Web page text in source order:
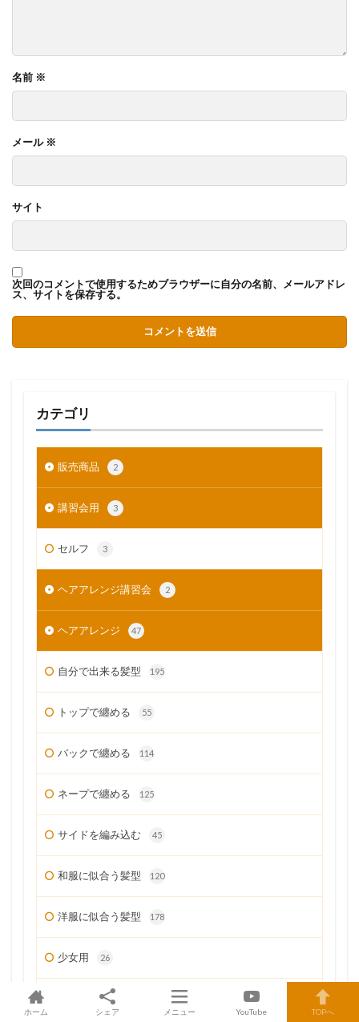
名前 ※
メール ※
サイト
次回のコメントで使用するためブラウザーに自分の名前、メールアドレ
ス、サイトを保存する。
カテゴリ
販売商品 2
講習会用 3
セルフ 3
ヘアアレンジ講習会 2
ヘアアレンジ 47
自分で出来る髪型 195
トップで纏める 55
バックで纏める 114
ネープで纏める 125
サイドを編み込む 45
和服に似合う髪型 120
洋服に似合う髪型 178
少女用 26
ミディアムヘア
ホーム シェア メニュー YouTube TOPへ